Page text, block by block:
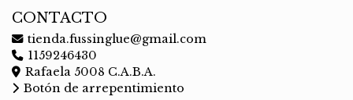
CONTACTO
tienda.fussinglue@gmail.com
1159246430
Rafaela 5008 C.A.B.A.
Botón de arrepentimiento